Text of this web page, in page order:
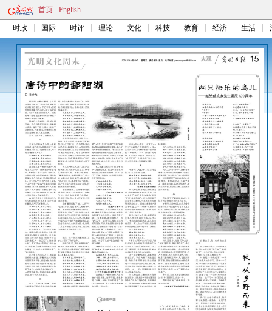
首页 English
时政 国际 时评 理论 文化 科技 教育 经济 生活